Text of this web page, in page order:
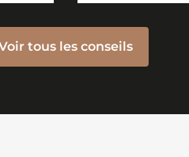
tous les conseils